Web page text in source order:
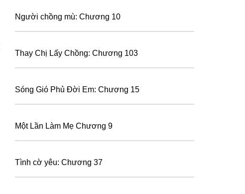
Người chồng mù: Chương 10
Thay Chị Lấy Chồng: Chương 103
Sóng Gió Phủ Đời Em: Chương 15
Một Lần Làm Mẹ Chương 9
Tình cờ yêu: Chương 37